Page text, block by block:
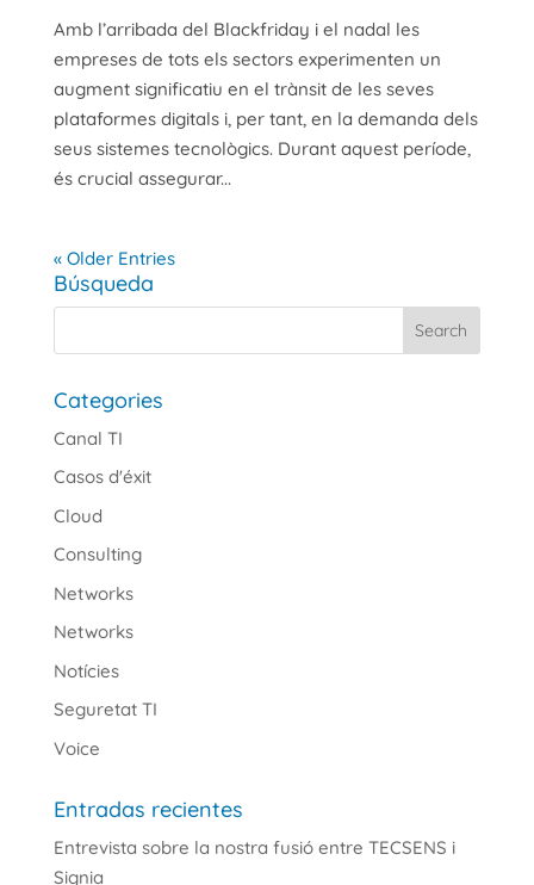
Amb l’arribada del Blackfriday i el nadal les
empreses de tots els sectors experimenten un
augment significatiu en el trànsit de les seves
plataformes digitals i, per tant, en la demanda dels
seus sistemes tecnològics. Durant aquest període,
és crucial assegurar...
« Older Entries
Búsqueda
Categories
Canal TI
Casos d'éxit
Cloud
Consulting
Networks
Networks
Notícies
Seguretat TI
Voice
Entradas recientes
Entrevista sobre la nostra fusió entre TECSENS i
Signia